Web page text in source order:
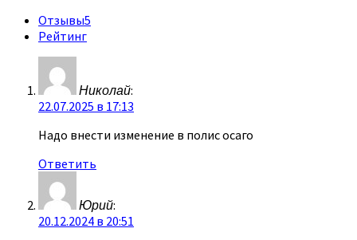
Отзывы5
Рейтинг
Николай:
22.07.2025 в 17:13
Надо внести изменение в полис осаго
Ответить
Юрий:
20.12.2024 в 20:51